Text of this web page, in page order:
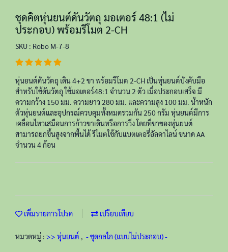
ชุดคิตหุ่นยนต์ดันวัตถุ มอเตอร์ 48:1 (ไม่
ประกอบ) พร้อมรีโมต 2-CH
SKU : Robo M-7-8
หุ่นยนต์ดันวัตถุ เดิน 4+2 ขา พร้อมรีโมต 2-CH เป็นหุ่นยนต์บังคับมือ
สำหรับใช้ดันวัตถุ ใช้มอเตอร์48:1 จำนวน 2 ตัว เมื่อประกอบเสร็จ มี
ความกว้าง 150 มม. ความยาว 280 มม. และความสูง 100 มม. น้ำหนัก
ตัวหุ่นยนต์และอุปกรณ์ควบคุมทั้งหมดรวมกัน 250 กรัม หุ่นยนต์มีการ
เคลื่อนไหวเสมือนการก้าวขาเดินหรือการวิ่ง โดยที่ขาของหุ่นยนต์
สามารถยกขึ้นสูงจากพื้นได้ รีโมตใช้กับแบตเตอรี่อัลคาไลน์ ขนาด AA
จำนวน 4 ก้อน
เพิ่มรายการโปรด เปรียบเทียบ
หมวดหมู่ : >> หุ่นยนต์ , - ชุดกลไก (แบบไม่ประกอบ) -